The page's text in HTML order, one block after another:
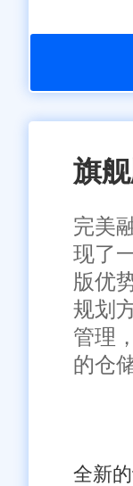
旗
完美
现了
版优
规划
管理
的仓
全新